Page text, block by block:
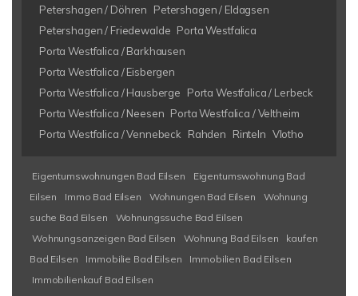
Petershagen / Döhren
Petershagen / Eldagsen
Petershagen / Friedewalde Porta Westfalica
Porta Westfalica / Barkhausen
Porta Westfalica / Eisbergen
Porta Westfalica / Hausberge
Porta Westfalica / Lerbeck
Porta Westfalica / Neesen Porta Westfalica / Veltheim
Porta Westfalica / Vennebeck
Rahden Rinteln Vlotho
Eigentumswohnungen Bad Eilsen
Eigentumswohnung Bad
Eilsen
Immo Bad Eilsen Wohnungen Bad Eilsen
Wohnung
suche Bad Eilsen
Wohnungssuche Bad Eilsen
Wohnungsanzeigen Bad Eilsen
Wohnung Bad Eilsen
kaufen
Bad Eilsen
Immobilie Bad Eilsen
Immobilien Bad Eilsen
Immobilienkauf Bad Eilsen